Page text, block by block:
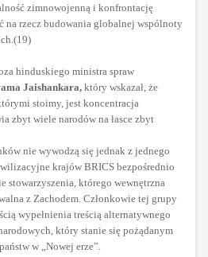
zimnowojenną i konfrontację
na rzecz budowania globalnej wspólnoty
hinduskiego ministra spraw
Jaishankara, który wskazał, że
stoimy, jest koncentracja
zbyt wiele narodów na łasce zbyt
nie wywodzą się jednak z jednego
krajów BRICS bezpośrednio
stowarzyszenia, którego wewnętrzna
z Zachodem. Członkowie tej grupy
wypełnienia treścią alternatywnego
który stanie się pożądanym
w „Nowej erze”.